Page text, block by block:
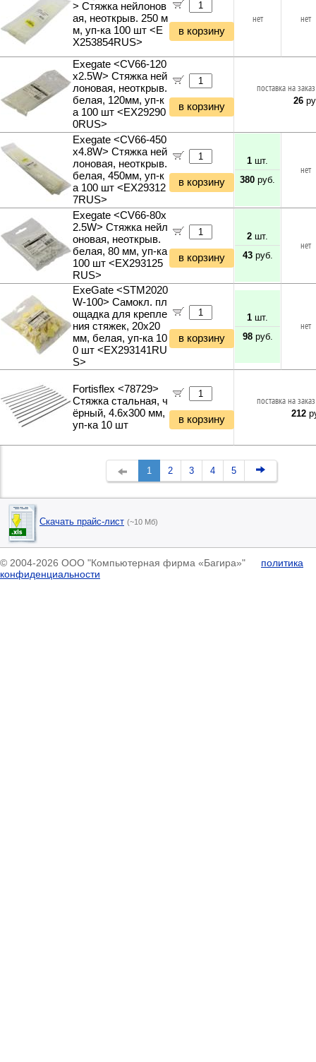
> Стяжка нейлонов
ая, неоткрыв. 250 м
м, уп-ка 100 шт <E
X253854RUS>
в корзину
нет нет
Exegate <CV66-120
x2.5W> Стяжка ней
лоновая, неоткрыв.
белая, 120мм, уп-к
а 100 шт <EX29290
0RUS>
в корзину
поставка на
26
Exegate <CV66-450
x4.8W> Стяжка ней
лоновая, неоткрыв.
белая, 450мм, уп-к
а 100 шт <EX29312
7RUS>
в корзину
1 шт.
380 руб.
нет
Exegate <CV66-80x
2.5W> Стяжка нейл
оновая, неоткрыв.
белая, 80 мм, уп-ка
100 шт <EX293125
RUS>
в корзину
2 шт.
43руб.
нет
ExeGate <STM2020
W-100> Самокл. пл
ощадка для крепле
ния стяжек, 20х20
мм, белая, уп-ка 10
0 шт <EX293141RU
S>
в корзину
1 шт.
98руб.
нет
Fortisflex <78729>
Стяжка стальная, ч
ёрный, 4.6x300 мм,
уп-ка 10 шт
в корзину
поставка на
212
1 2 3 4 5
Скачать прайс-лист (~10 Мб)
© 2004-2026 ООО "Компьютерная фирма «Багира»" политика
конфиденциальности